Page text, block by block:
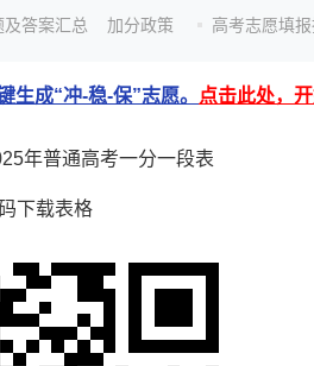
答案汇总
加分政策
高考志愿填
成“冲-稳-保”志愿。 点击此处，
年普通高考一分一段表
载表格